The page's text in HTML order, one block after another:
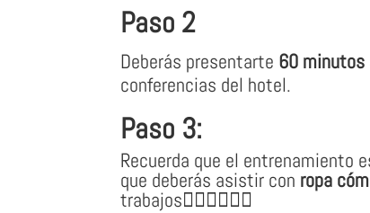
Paso 2
Deberás presentarte 60 minutos
conferencias del hotel.
Paso 3:
Recuerda que el entrenamiento
que deberás asistir con ropa
trabajos👷🏽‍♀👷🏼‍♂